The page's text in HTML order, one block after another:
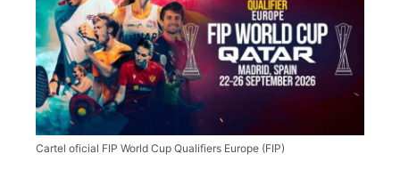
Cartel oficial FIP World Cup Qualifiers Europe (FIP)